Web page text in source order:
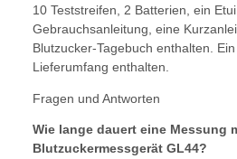
10 Teststreifen, 2 Batterien, ein
Gebrauchsanleitung, eine
Blutzucker-Tagebuch enthalten.
Lieferumfang enthalten.
Fragen und Antworten
Wie lange dauert eine Messung
Blutzuckermessgerät GL44?